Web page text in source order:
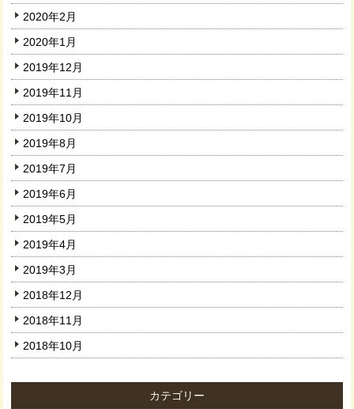
2020年2月
2020年1月
2019年12月
2019年11月
2019年10月
2019年8月
2019年7月
2019年6月
2019年5月
2019年4月
2019年3月
2018年12月
2018年11月
2018年10月
カテゴリー